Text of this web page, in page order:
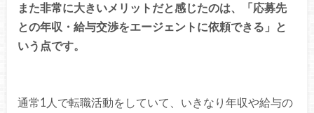
また非常に大きいメリットだと感じたのは、「応募先
との年収・給与交渉をエージェントに依頼できる」と
いう点です。
通常1人で転職活動をしていて、いきなり年収や給与の